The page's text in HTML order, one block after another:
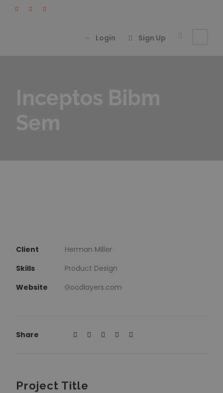
Login Sign Up
Client
Herman Miller
Skills
Product Design
Website
Goodlayers.com
Share
Project Title